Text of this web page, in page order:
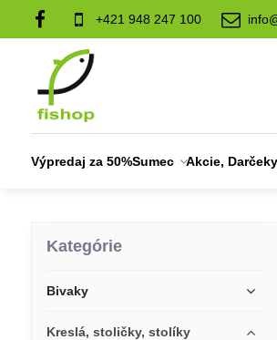
+421 948 247 100
Výpredaj za 50%Sumec Akcie, Darčeky
Kategórie
Bivaky
Kreslá, stoličky, stolíky